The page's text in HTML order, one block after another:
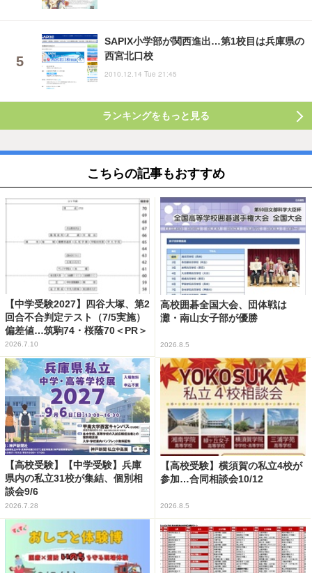
SAPIX小学部が関西進出…第1校目は兵庫県の
西宮北口校
2010.12.14 Tue 21:45
ランキングをもっと見る
こちらの記事もおすすめ
【中学受験2027】四谷大塚、第2
回合不合判定テスト（7/5実施）
偏差値…筑駒74・桜蔭70＜PR＞
2026.7.10
高校囲碁全国大会、団体戦は
灘・南山女子部が優勝
2026.8.5
【高校受験】【中学受験】兵庫
県内の私立31校が集結、個別相
談会9/6
2026.7.28
【高校受験】横須賀の私立4校が
参加…合同相談会10/12
2026.8.5